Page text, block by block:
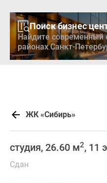
Поиск бизнес
Найдите современный
районах Санкт-
ЖК «Сибирь»
студия, 26.60 м2, 11
Сдан